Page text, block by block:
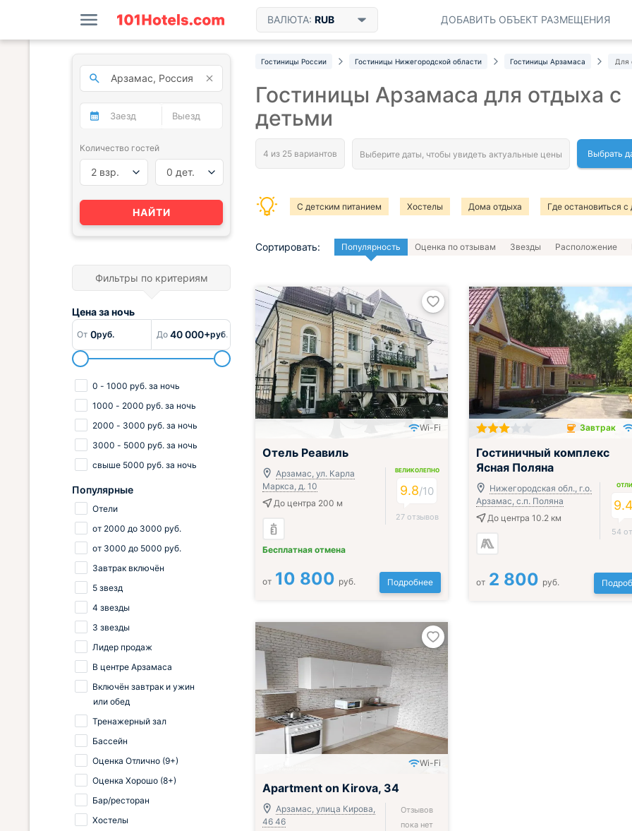
ВАЛЮТА: RUB ДОБАВИТЬ ОБЪЕКТ РАЗМЕЩЕНИЯ
Гостиницы России Гостиницы Нижегородской области Гостиницы Арзамаса Для
Гостиницы Арзамаса для отдыха с
детьми
Выбрать
С детским питанием Хостелы Дома отдыха Где остановиться с
Сортировать: Популярность Оценка по отзывам Звезды Расположение
Wi-Fi
Отель Реавиль
Арзамас, ул. Карла
Маркса, д. 10
До центра 200 м
Бесплатная отмена
ВЕЛИКОЛЕПНО
9.8/10
27 отзывов
от 10 800 руб. Подробнее
Завтрак включён
Завтрак
Гостиничный комплекс
Ясная Поляна
Нижегородская обл., г.о.
Арзамас, с.п. Поляна
До центра 10.2 км
9.4
54
от 2 800 руб.
Wi-Fi
Apartment on Kirova, 34
Арзамас, улица Кирова,
46 46
Отзывов
пока нет
Количество гостей
2 взр. 0 дет.
НАЙТИ
Фильтры по критериям
Цена заночь
От 0руб. До 40 000+руб.
0 - 1000 руб. за ночь
1000 - 2000 руб. за ночь
2000 - 3000 руб. за ночь
3000 - 5000 руб. за ночь
свыше 5000 руб. за ночь
Популярные
Отели
от 2000 до 3000 руб.
от 3000 до 5000 руб.
Завтрак включён
5 звезд
4 звезды
3 звезды
Лидер продаж
В центре Арзамаса
Включён завтрак и ужин
или обед
Тренажерный зал
Бассейн
Оценка Отлично (9+)
Оценка Хорошо (8+)
Бар/ресторан
Хостелы